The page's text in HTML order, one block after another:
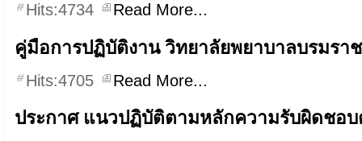
Hits:4734 Read More...
คู่มือการปฏิบัติงาน วิทยาลัยพยาบาลบรมรา
Hits:4705 Read More...
ประกาศ แนวปฏิบัติตามหลักความรับผิดชอบ